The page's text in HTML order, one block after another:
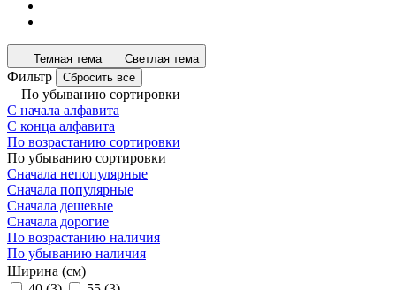
Темная тема Светлая тема
Фильтр Сбросить все
По убыванию сортировки
С начала алфавита
С конца алфавита
По возрастанию сортировки
По убыванию сортировки
Сначала непопулярные
Сначала популярные
Сначала дешевые
Сначала дорогие
По возрастанию наличия
По убыванию наличия
Ширина (см)